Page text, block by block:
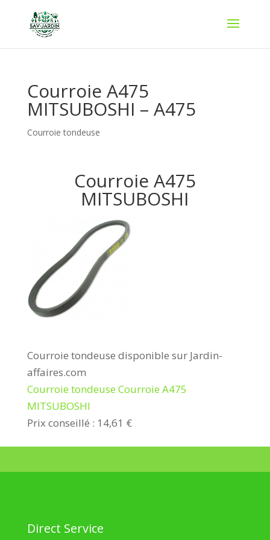
Courroie A475
MITSUBOSHI – A475
Courroie tondeuse
Courroie A475
MITSUBOSHI
Courroie tondeuse disponible sur Jardin-
affaires.com
Courroie tondeuse Courroie A475
MITSUBOSHI
Prix conseillé : 14,61 €
Direct Service